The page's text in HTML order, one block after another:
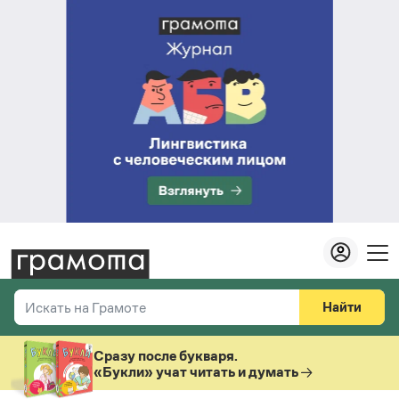
Искать на Грамоте
Справочная служба
Найти
Везде